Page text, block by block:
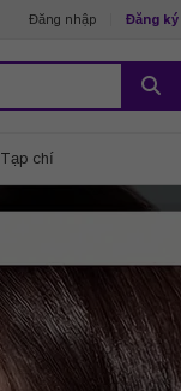
Đăng nhập Đăng ký
Tạp chí